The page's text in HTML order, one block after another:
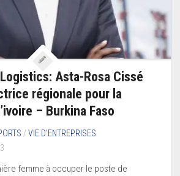
Asta-Rosa Cissé
régionale pour la
– Burkina Faso
/VIE D’ENTREPRISES
femme à occuper le poste de